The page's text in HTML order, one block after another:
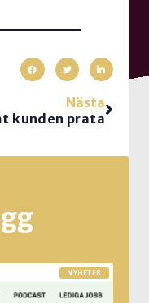
Nästa
kunden prata
NYHETER